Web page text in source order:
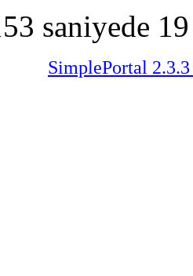
saniyede
SimplePortal